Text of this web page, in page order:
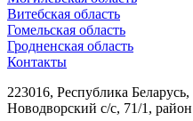
Витебская область
Гомельская область
Гродненская область
Контакты
223016, Республика
Новодворский с/с, 71/1,